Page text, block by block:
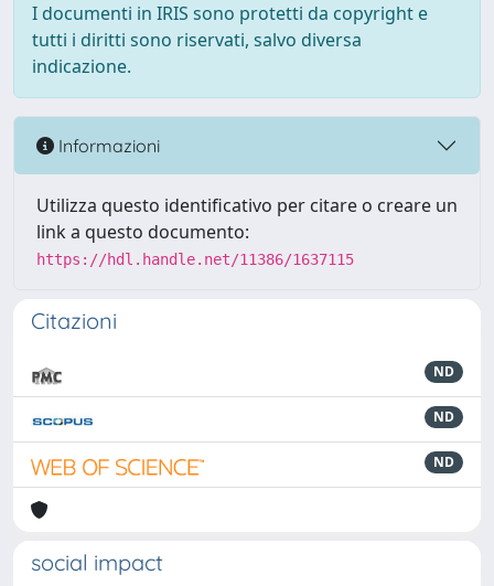
I documenti in IRIS sono protetti da copyright e
tutti i diritti sono riservati, salvo diversa
indicazione.
Informazioni
Utilizza questo identificativo per citare o creare un
link a questo documento:
https://hdl.handle.net/11386/1637115
Citazioni
ND
ND
ND
social impact